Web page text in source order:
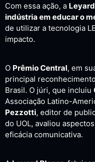
Com essa ação, a
indústria em educar o
de utilizar a tecnologia
impacto.
O Prêmio Central, em
principal
Brasil. O júri, que incluiu
Associação Latino-
Pezzotti, editor de
do UOL, avaliou
eficácia comunicativa.